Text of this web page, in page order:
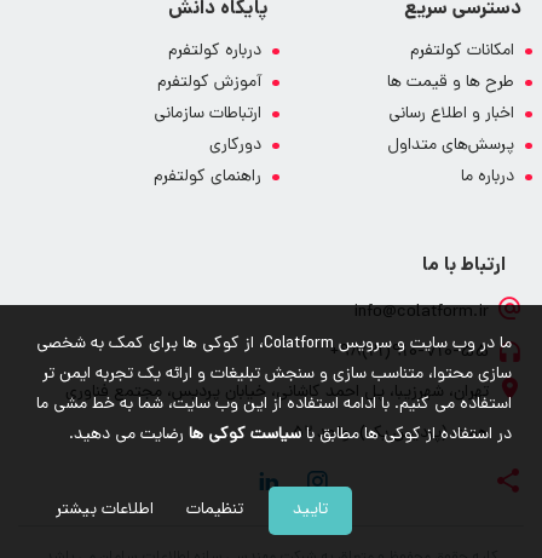
دسترسی سریع
امکانات کولتفرم
طرح ها و قیمت ها
اخبار و اطلاع رسانی
پرسش‌های متداول
درباره ما
پایگاه دانش
درباره کولتفرم
آموزش کولتفرم
ارتباطات سازمانی
دورکاری
راهنمای کولتفرم
ارتباط با ما
info@colatform.ir
910-710-55(21)98+
تهران، شهرزیبا، پل احمد کاشانی، خیابان پردیس، مجتمع فناوری
همت (پردیس یک)، واحد 52
ما در وب سایت و سرویس Colatform، از کوکی ها برای کمک به شخصی
سازی محتوا، متناسب سازی و سنجش تبلیغات و ارائه یک تجربه ایمن تر
استفاده می کنیم. با ادامه استفاده از این وب سایت، شما به خط مشی ما
در استفاده از کوکی ها مطابق باسیاست کوکی ها رضایت می دهید.
تایید تنظیمات اطلاعات بیشتر